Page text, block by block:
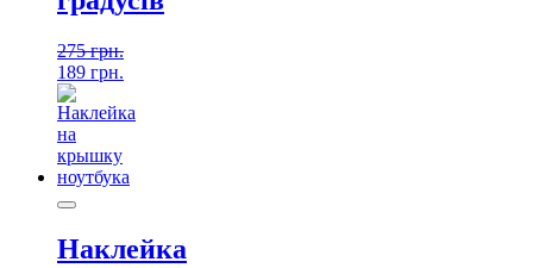
275грн.
189 грн.
Наклейка